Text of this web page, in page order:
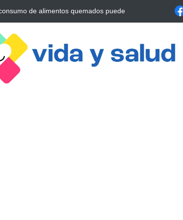
para Mejorar tu Bienestar La conexión vital